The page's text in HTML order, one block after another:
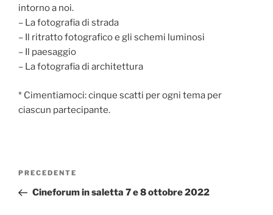
intorno a noi.
– La fotografia di strada
– Il ritratto fotografico e gli schemi luminosi
– Il paesaggio
– La fotografia di architettura
* Cimentiamoci: cinque scatti per ogni tema per
ciascun partecipante.
Navigazione
Articolo
precedente:
PRECEDENTE
Cineforum in saletta 7 e 8 ottobre 2022